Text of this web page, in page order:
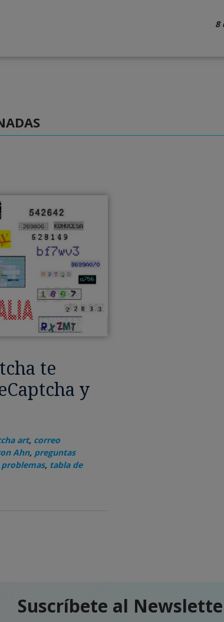
8
te
y
art, correo
Ahn, preguntas
, tabla de
Suscríbete al